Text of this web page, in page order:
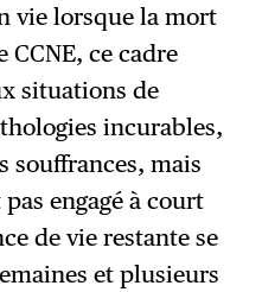
vie lorsque la mort
ce cadre
situations de
incurables,
souffrances, mais
engagé à court
de vie restante se
et plusieurs